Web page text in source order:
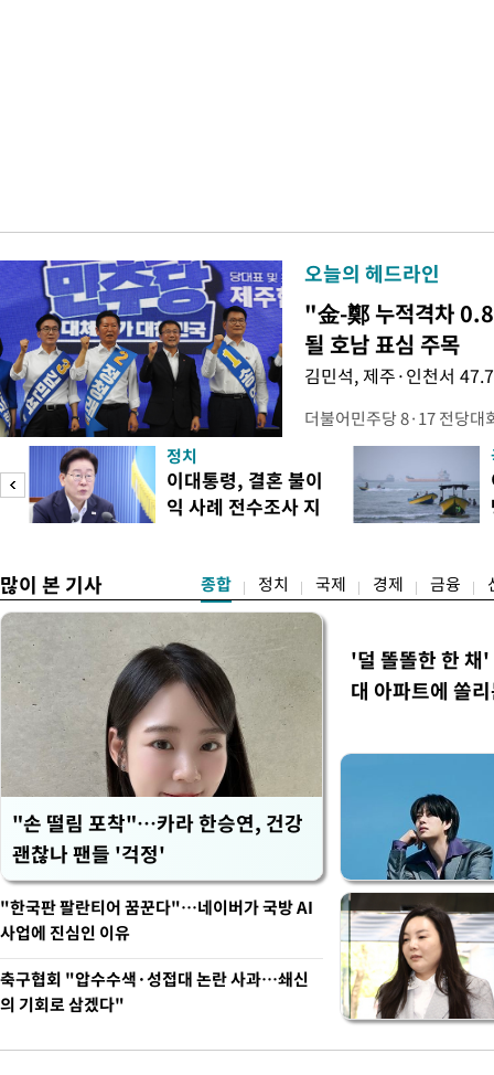
오늘의 헤드라인
"金-鄭 누적격차
될 호남 표심 주목
김민석, 제주·인천서
더불어민주당 8·17 전당대
보가 8일 제주·인천 지역
다. 앞서 정청래 후보 우세
·울산·경남 경선에서 1승
제주·인천 경선에서 이기
정치
이대통령, 결혼 불이
익 사례 전수조사 지
많이 본 기사 종합 정치 국제 경제 금융
"손 떨림 포착"…카라 한승연, 건강
괜찮나 팬들 '걱정'
'덜 똘똘한 한
대 아파트에 쏠
"한국판 팔란티어 꿈꾼다"…네이버가 국방 AI
사업에 진심인 이유
축구협회 "압수수색·성접대 논란 사과…쇄신
의 기회로 삼겠다"